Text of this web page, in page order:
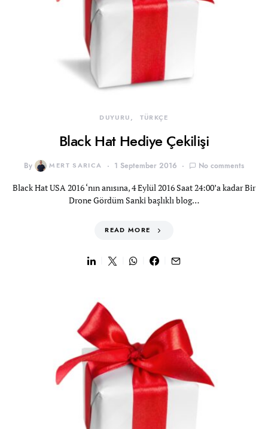
DUYURU TÜRKÇE
Black Hat Hediye Çekilişi
By MERT SARICA 1 September 2016 No comments
Black Hat USA 2016 ‘nın anısına, 4 Eylül 2016 Saat 24:00’a kadar Bir
Drone Gördüm Sanki başlıklı blog…
READ MORE